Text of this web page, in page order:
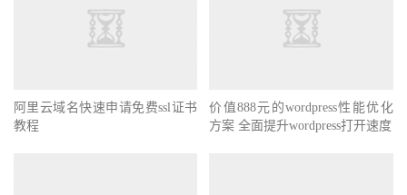
阿里云域名快速申请免费ssl证书
教程
价值888元的wordpress性能优化
方案 全面提升wordpress打开速度